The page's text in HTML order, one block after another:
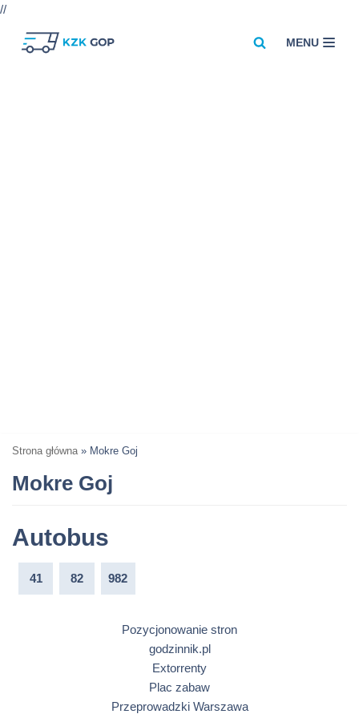
//
MENU
Strona główna » Mokre Goj
Mokre Goj
Autobus
41 82 982
Pozycjonowanie stron
godzinnik.pl
Extorrenty
Plac zabaw
Przeprowadzki Warszawa